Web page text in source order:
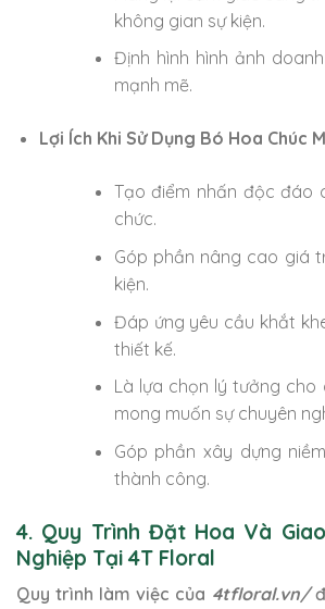
không gian sự kiện.
Định hình hình ảnh
mạnh mẽ.
Lợi Ích Khi Sử Dụng Bó Hoa Chúc
Tạo điểm nhấn độc đáo
chức.
Góp phần nâng cao giá
kiện.
Đáp ứng yêu cầu khắt
thiết kế.
Là lựa chọn lý tưởng cho
mong muốn sự chuyên
Góp phần xây dựng
thành công.
4. Quy Trình Đặt Hoa Và
Nghiệp Tại 4T Floral
Quy trình làm việc của 4tfloral.vn/